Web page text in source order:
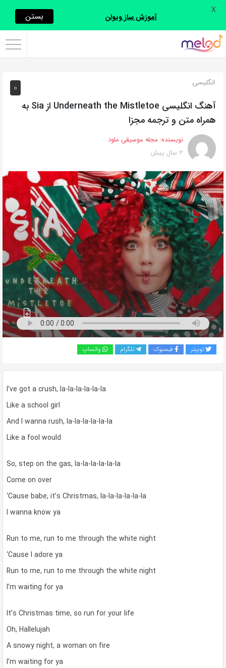
اشتراک
با
روش‌های
زیر
این
صفحه
را
با
دوستان
خود
اشتراک
بگذارید.
کپی
لینک
0 انگلیسی
آهنگ انگلیسی Underneath the Mistletoe از Sia به
همراه متن و ترجمه مجزا
نویسنده: مجله موسیقی ملود
2 سال پیش
توییتر فیسبوک تلگرام واتساپ
I’ve got a crush, la-la-la-la-la-la
Like a school girl
And I wanna rush, la-la-la-la-la-la
Like a fool would
So, step on the gas, la-la-la-la-la-la
Come on over
‘Cause babe, it’s Christmas, la-la-la-la-la-la
I wanna know ya
Run to me, run to me through the white night
‘Cause I adore ya
Run to me, run to me through the white night
I’m waiting for ya
It’s Christmas time, so run for your life
Oh, Hallelujah
A snowy night, a woman on fire
I’m waiting for ya
آموزش ساز ویولن بستن X